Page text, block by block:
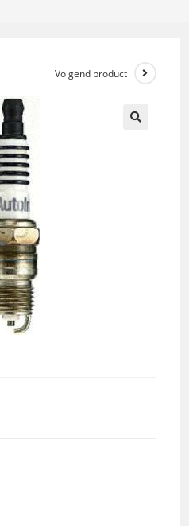
Volgend product